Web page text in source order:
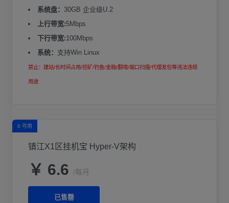
系统盘： 30GB 企业级U.2
上行带宽:5Mbps
下行带宽:100Mbps
系统： 支持Win Linux
禁止：建站/长时间占用/挖矿/钓鱼/金融/翻墙/端口扫描/代理发包等违法违规
用途
0 可用
镇江X1区挂机宝 Hyper-V架构
￥ 6.6 /每月
已售罄